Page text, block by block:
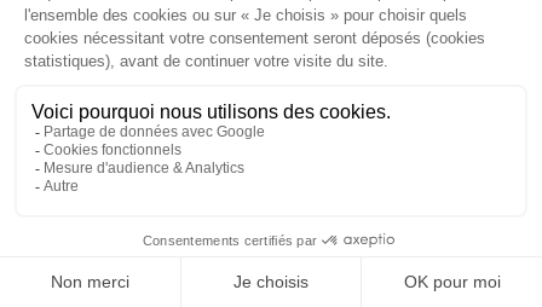
11 Rue de Metz
31000 TOULOUSE
Tél :06 28 84 21 96
Honoraires Plan du site
Mentions légales
Septeo Digital & Services © 2026